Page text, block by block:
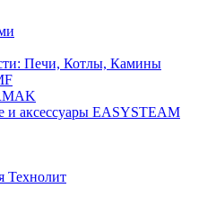
Печи, Котлы, Камины
и аксессуары EASYSTEAM
Технолит